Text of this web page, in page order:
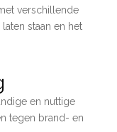
verschillende
staan en het
en nuttige
tegen brand- en